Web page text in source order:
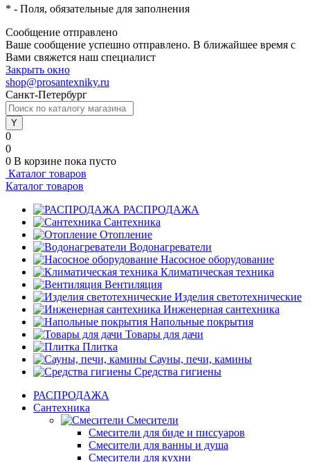
* - Поля, обязательные для заполнения
Сообщение отправлено
Ваше сообщение успешно отправлено. В ближайшее время с
Вами свяжется наш специалист
Закрыть окно
shop@prosantexniky.ru
Санкт-Петербург
0
0
0 В корзине пока пусто
Каталог товаров
Каталог товаров
РАСПРОДАЖА
Сантехника
Отопление
Водонагреватели
Насосное оборудование
Климатическая техника
Вентиляция
Изделия светотехнические
Инженерная сантехника
Напольные покрытия
Товары для дачи
Плитка
Сауны, печи, камины
Средства гигиены
РАСПРОДАЖА
Сантехника
Смесители
Смесители для биде и писсуаров
Смесители для ванны и душа
Смесители для кухни